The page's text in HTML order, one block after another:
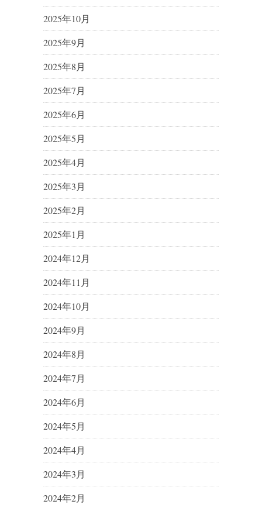
2025年10月
2025年9月
2025年8月
2025年7月
2025年6月
2025年5月
2025年4月
2025年3月
2025年2月
2025年1月
2024年12月
2024年11月
2024年10月
2024年9月
2024年8月
2024年7月
2024年6月
2024年5月
2024年4月
2024年3月
2024年2月